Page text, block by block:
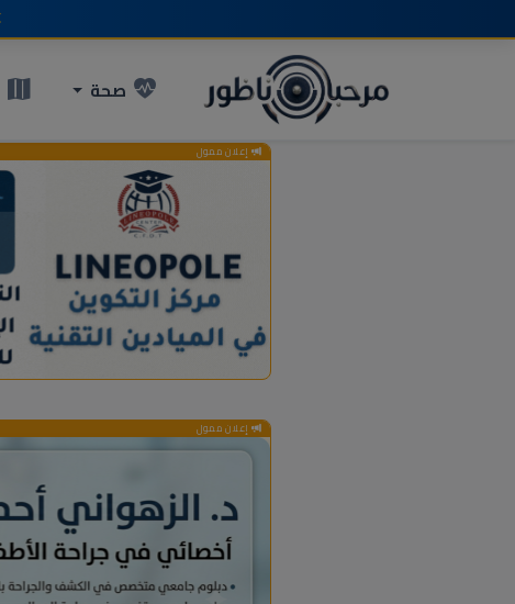
صحة
إعلان ممول
إعلان ممول